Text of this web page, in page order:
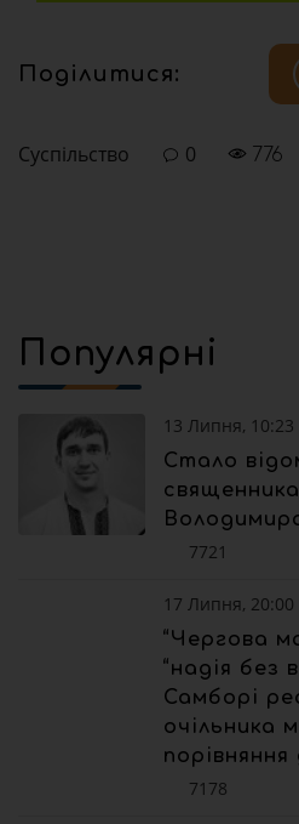
Поділитися:
Суспільство 0 776
Популярні
13 Липня, 10:23
Стало
7721
17 Липня, 20:00
“Чергова
“надія без
Самборі
очільника
порівняння
7178